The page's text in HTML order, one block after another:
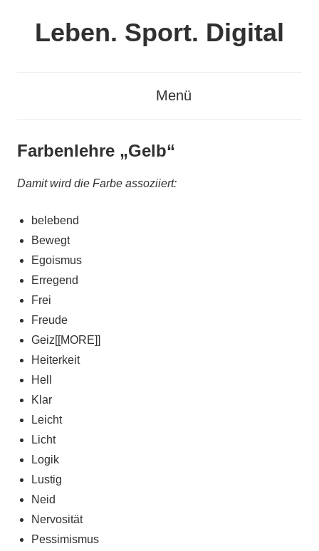
Leben. Sport. Digital
Menü
Farbenlehre „Gelb“
Damit wird die Farbe assoziiert:
belebend
Bewegt
Egoismus
Erregend
Frei
Freude
Geiz[[MORE]]
Heiterkeit
Hell
Klar
Leicht
Licht
Logik
Lustig
Neid
Nervosität
Pessimismus